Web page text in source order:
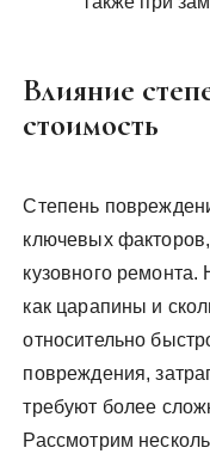
Влияние
стоимость
Степень
ключевых
кузовного
как царапины и
относительно
повреждения,
требуют более
Рассмотрим